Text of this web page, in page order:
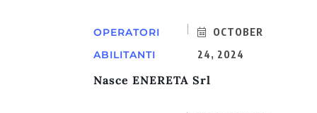
OPERATORI
ABILITANTI
OCTOBER
24, 2024
Nasce ENERETA Srl